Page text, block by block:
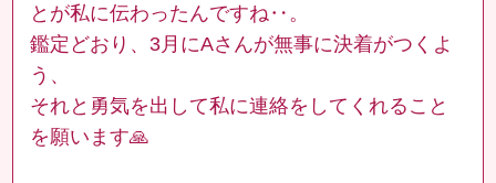
とが私に伝わったんですね‥。
鑑定どおり、3月にAさんが無事に決着がつくよ
う、
それと勇気を出して私に連絡をしてくれること
を願います🙏